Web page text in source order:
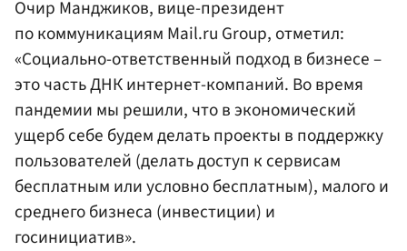
Очир Манджиков, вице-президент
по коммуникациям Mail.ru Group, отметил:
«Социально-ответственный подход в бизнесе –
это часть ДНК интернет-компаний. Во время
пандемии мы решили, что в экономический
ущерб себе будем делать проекты в поддержку
пользователей (делать доступ к сервисам
бесплатным или условно бесплатным), малого и
среднего бизнеса (инвестиции) и
госинициатив».